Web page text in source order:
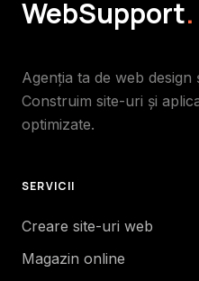
WebSupport.
Agenția ta de web design
Construim site-uri și
optimizate.
SERVICII
Creare site-uri web
Magazin online